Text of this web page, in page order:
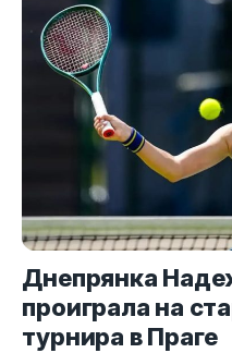
Днепрянка
проиграла на
турнира в Праге